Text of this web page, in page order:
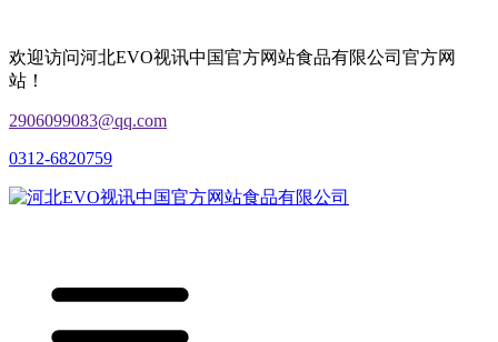
欢迎访问河北EVO视讯中国官方网站食品有限公司官方网
站！
2906099083@qq.com
0312-6820759